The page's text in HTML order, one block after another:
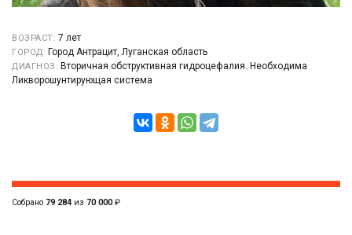
ВОЗРАСТ: 7 лет
ГОРОД: Город Антрацит, Луганская область
ДИАГНОЗ: Вторичная обструктивная гидроцефалия. Необходима
Ликворошунтирующая система
Собрано 79 284 из 70 000₽